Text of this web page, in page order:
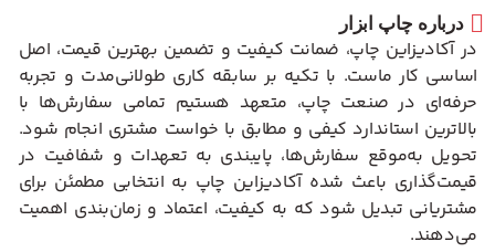
درباره چاپ ابزار
در آکادیزاین چاپ، ضمانت کیفیت و تضمین بهترین قیمت، اصل
اساسی کار ماست. با تکیه بر سابقه کاری طولانی‌مدت و تجربه
حرفه‌ای در صنعت چاپ، متعهد هستیم تمامی سفارش‌ها با
بالاترین استاندارد کیفی و مطابق با خواست مشتری انجام شود.
تحویل به‌موقع سفارش‌ها، پایبندی به تعهدات و شفافیت در
قیمت‌گذاری باعث شده آکادیزاین چاپ به انتخابی مطمئن برای
مشتریانی تبدیل شود که به کیفیت، اعتماد و زمان‌بندی اهمیت
می‌دهند.